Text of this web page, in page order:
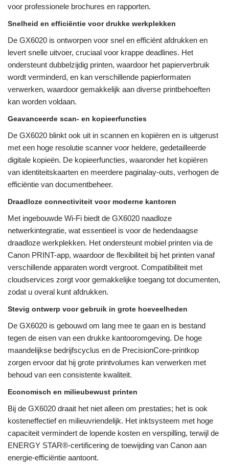
voor professionele brochures en rapporten.
Snelheid en efficiëntie voor drukke werkplekken
De GX6020 is ontworpen voor snel en efficiënt afdrukken en
levert snelle uitvoer, cruciaal voor krappe deadlines. Het
ondersteunt dubbelzijdig printen, waardoor het papierverbruik
wordt verminderd, en kan verschillende papierformaten
verwerken, waardoor gemakkelijk aan diverse printbehoeften
kan worden voldaan.
Geavanceerde scan- en kopieerfuncties
De GX6020 blinkt ook uit in scannen en kopiëren en is uitgerust
met een hoge resolutie scanner voor heldere, gedetailleerde
digitale kopieën. De kopieerfuncties, waaronder het kopiëren
van identiteitskaarten en meerdere paginalay-outs, verhogen de
efficiëntie van documentbeheer.
Draadloze connectiviteit voor moderne kantoren
Met ingebouwde Wi-Fi biedt de GX6020 naadloze
netwerkintegratie, wat essentieel is voor de hedendaagse
draadloze werkplekken. Het ondersteunt mobiel printen via de
Canon PRINT-app, waardoor de flexibiliteit bij het printen vanaf
verschillende apparaten wordt vergroot. Compatibiliteit met
cloudservices zorgt voor gemakkelijke toegang tot documenten,
zodat u overal kunt afdrukken.
Stevig ontwerp voor gebruik in grote hoeveelheden
De GX6020 is gebouwd om lang mee te gaan en is bestand
tegen de eisen van een drukke kantooromgeving. De hoge
maandelijkse bedrijfscyclus en de PrecisionCore-printkop
zorgen ervoor dat hij grote printvolumes kan verwerken met
behoud van een consistente kwaliteit.
Economisch en milieubewust printen
Bij de GX6020 draait het niet alleen om prestaties; het is ook
kosteneffectief en milieuvriendelijk. Het inktsysteem met hoge
capaciteit vermindert de lopende kosten en verspilling, terwijl de
ENERGY STAR®-certificering de toewijding van Canon aan
energie-efficiëntie aantoont.